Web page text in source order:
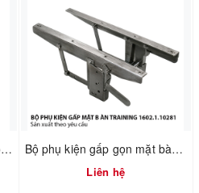
Khung bàn ăn chân côn tháo ráp nhanh 2300.1.73736 Bộ phụ kiện gấp gọn mặt bàn training 1602.1.10281
Liên hệ